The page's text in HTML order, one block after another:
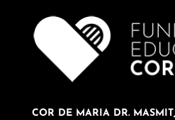
COR DE MARIA DR.